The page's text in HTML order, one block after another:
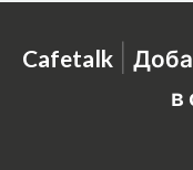
Cafetalk |
в